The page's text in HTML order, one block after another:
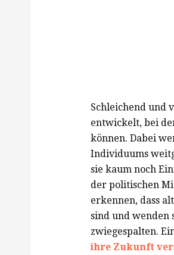
Schleichend und
entwickelt, bei
können. Dabei
Individuums
sie kaum noch
der politischen
erkennen, dass
sind und wenden
zwiegespalten.
ihre Zukunft